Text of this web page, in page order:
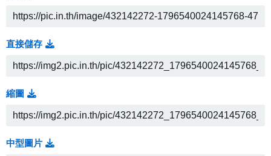
直接儲存
縮圖
中型圖片